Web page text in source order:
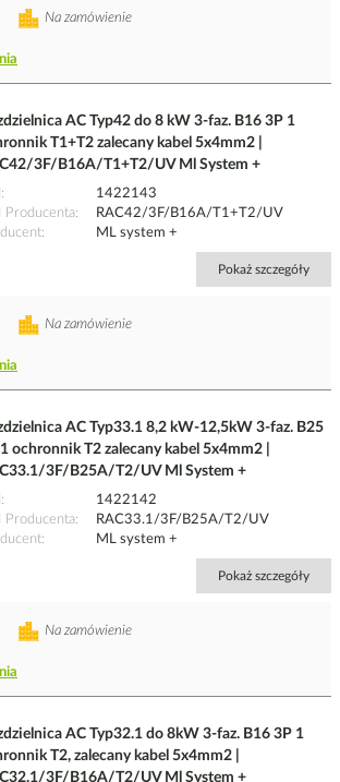
Na zamówienie
AC Typ42 do 8 kW 3-faz. B16 3P 1
T1+T2 zalecany kabel 5x4mm2 |
3F/B16A/T1+T2/UV Ml System +
1422143
Producenta
RAC42/3F/B16A/T1+T2/UV
ML system +
Pokaż szczegóły
Na zamówienie
AC Typ33.1 8,2 kW-12,5kW 3-faz. B25
ochronnik T2 zalecany kabel 5x4mm2 |
3F/B25A/T2/UV Ml System +
1422142
Producenta
RAC33.1/3F/B25A/T2/UV
ML system +
Pokaż szczegóły
Na zamówienie
AC Typ32.1 do 8kW 3-faz. B16 3P 1
T2, zalecany kabel 5x4mm2 |
3F/B16A/T2/UV Ml System +